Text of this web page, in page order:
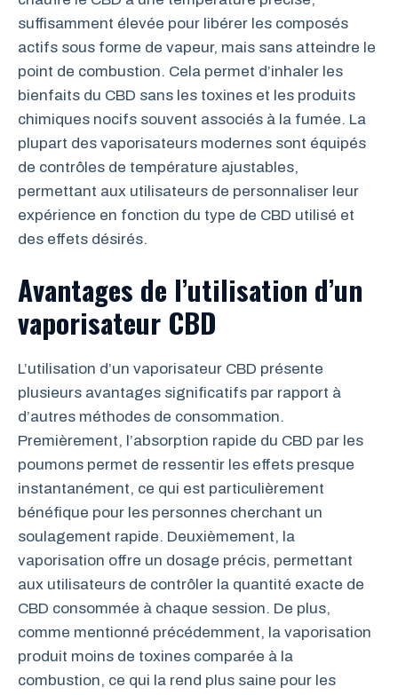
suffisamment élevée pour libérer les composés
actifs sous forme de vapeur, mais sans atteindre le
point de combustion. Cela permet d’inhaler les
bienfaits du CBD sans les toxines et les produits
chimiques nocifs souvent associés à la fumée. La
plupart des vaporisateurs modernes sont équipés
de contrôles de température ajustables,
permettant aux utilisateurs de personnaliser leur
expérience en fonction du type de CBD utilisé et
des effets désirés.
Avantages de l’utilisation d’un
vaporisateur CBD
L’utilisation d’un vaporisateur CBD présente
plusieurs avantages significatifs par rapport à
d’autres méthodes de consommation.
Premièrement, l’absorption rapide du CBD par les
poumons permet de ressentir les effets presque
instantanément, ce qui est particulièrement
bénéfique pour les personnes cherchant un
soulagement rapide. Deuxièmement, la
vaporisation offre un dosage précis, permettant
aux utilisateurs de contrôler la quantité exacte de
CBD consommée à chaque session. De plus,
comme mentionné précédemment, la vaporisation
produit moins de toxines comparée à la
combustion, ce qui la rend plus saine pour les